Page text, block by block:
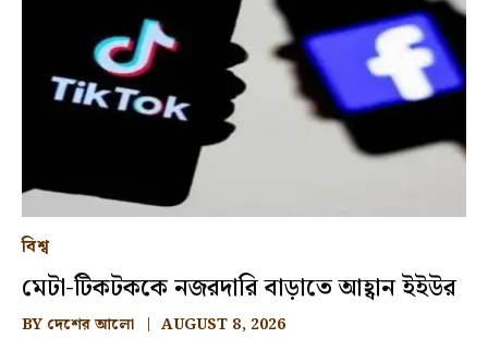
বিশ্ব
মেটা-টিকটককে নজরদারি বাড়াতে আহ্বান ইইউর
BY দেশের আলো AUGUST 8, 2026